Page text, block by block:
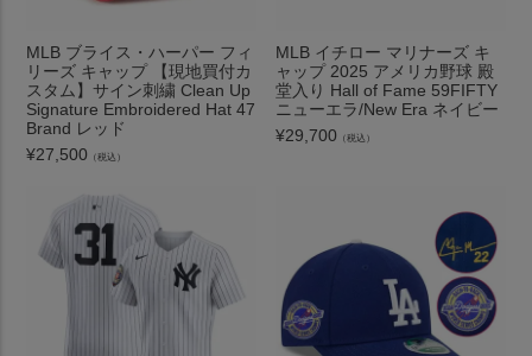
MLB ブライス・ハーパー フィ
リーズ キャップ 【現地買付カ
スタム】サイン刺繍 Clean Up
Signature Embroidered Hat 47
Brand レッド
¥27,500 （税込）
MLB イチロー マリナーズ キ
ャップ 2025 アメリカ野球 殿
堂入り Hall of Fame 59FIFTY
ニューエラ/New Era ネイビー
¥29,700 （税込）